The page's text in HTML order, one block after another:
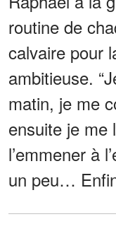
routine de
calvaire pour
ambitieuse.
matin, je me
ensuite je me
l’emmener à
un peu…